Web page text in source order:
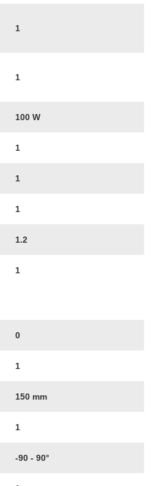
1
1
100 W
1
1
1
1.2
1
0
1
150 mm
1
-90 - 90°